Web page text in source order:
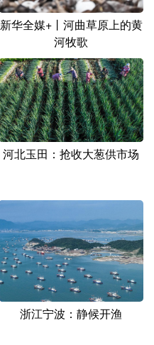
新华全媒+丨河曲草原上的黄
河牧歌
河北玉田：抢收大葱供市场
浙江宁波：静候开渔